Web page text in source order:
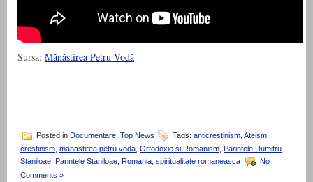
Sursa: Mănăstirea Petru Vodă
Posted in Documentare Top News Tags: anticrestinism Ateism
crestinism, manastirea petru voda, Ortodoxie si Romanism, Parintele Dumitru
Staniloae
Parintele Staniloae Romania spiritualitate romaneasca
No
Comments »